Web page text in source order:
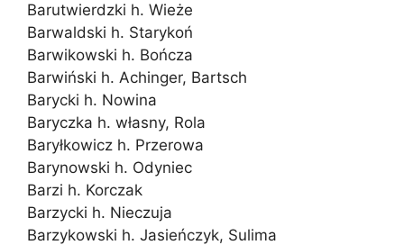
Barutwierdzki h. Wieże
Barwaldski h. Starykoń
Barwikowski h. Bończa
Barwiński h. Achinger, Bartsch
Barycki h. Nowina
Baryczka h. własny, Rola
Baryłkowicz h. Przerowa
Barynowski h. Odyniec
Barzi h. Korczak
Barzycki h. Nieczuja
Barzykowski h. Jasieńczyk, Sulima